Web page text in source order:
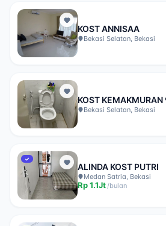
KOST ANNISAA
Bekasi Selatan, Bekasi
KOST KEMAKMURAN
Bekasi Selatan, Bekasi
✓
ALINDA KOST PUTRI
Medan Satria, Bekasi
Rp1.1Jt/bulan